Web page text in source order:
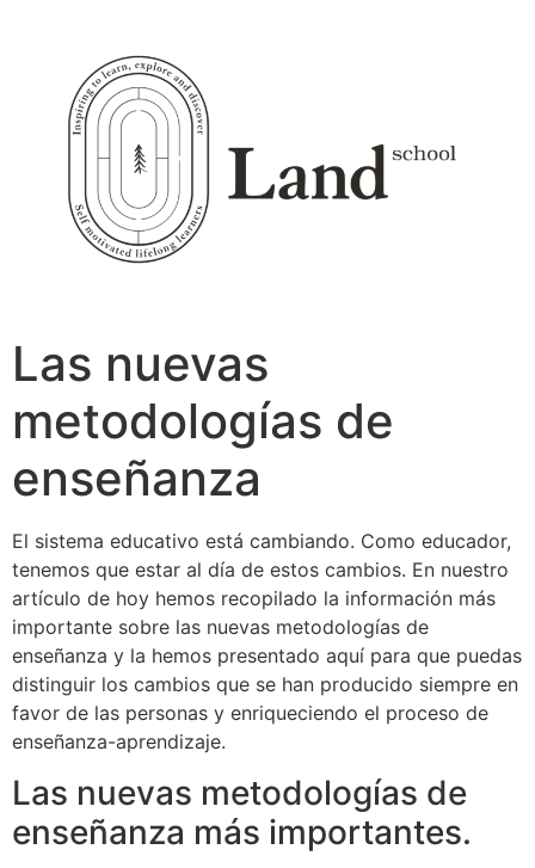
contenido
Las nuevas
metodologías de
enseñanza
El sistema educativo está cambiando. Como educador,
tenemos que estar al día de estos cambios. En nuestro
artículo de hoy hemos recopilado la información más
importante sobre las nuevas metodologías de
enseñanza y la hemos presentado aquí para que puedas
distinguir los cambios que se han producido siempre en
favor de las personas y enriqueciendo el proceso de
enseñanza-aprendizaje.
Las nuevas metodologías de
enseñanza más importantes.